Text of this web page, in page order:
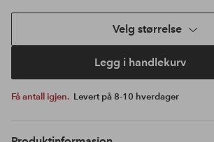
Velg størrelse
Legg i handlekurv
Få antall igjen. Levert på 8-10 hverdager